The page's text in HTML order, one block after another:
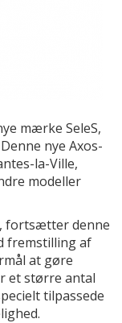
mærke SeleS,
nye Axos-
la-Ville,
modeller
fortsætter denne
fremstilling af
at gøre
et større antal
tilpassede